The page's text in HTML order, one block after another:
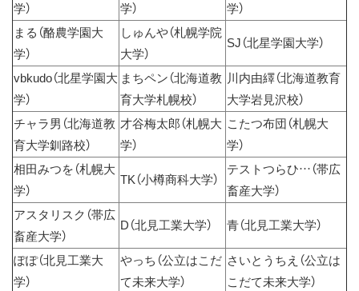
学）
学）
学）
まる（酪農学園大
学）
しゅんや（札幌学院
大学）
SJ（北星学園大学）
vbkudo（北星学園大
学）
まちペン（北海道教
育大学札幌校）
川内由繹（北海道教育
大学岩見沢校）
チャラ男（北海道教
育大学釧路校）
才谷梅太郎（札幌大
学）
こたつ布団（札幌大
学）
相田みつを（札幌大
学）
TK（小樽商科大学）
テストつらひ…（帯広
畜産大学）
アスタリスク（帯広
畜産大学）
D（北見工業大学）
青（北見工業大学）
ぽぽ（北見工業大
学）
やっち（公立はこだ
て未来大学）
さいとうちえ（公立は
こだて未来大学）